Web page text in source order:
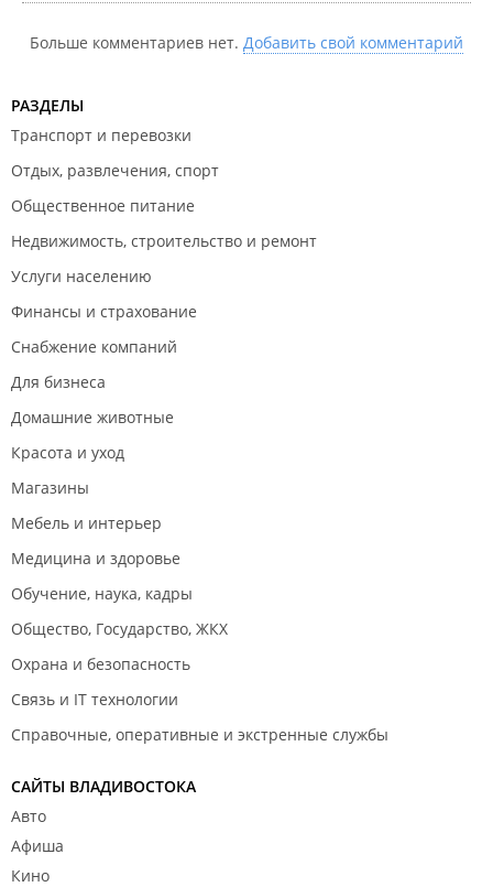
Больше комментариев нет. Добавить свой комментарий
РАЗДЕЛЫ
Транспорт и перевозки
Отдых, развлечения, спорт
Общественное питание
Недвижимость, строительство и ремонт
Услуги населению
Финансы и страхование
Снабжение компаний
Для бизнеса
Домашние животные
Красота и уход
Магазины
Мебель и интерьер
Медицина и здоровье
Обучение, наука, кадры
Общество, Государство, ЖКХ
Охрана и безопасность
Связь и IT технологии
Справочные, оперативные и экстренные службы
САЙТЫ ВЛАДИВОСТОКА
Авто
Афиша
Кино